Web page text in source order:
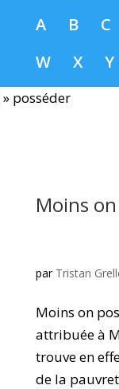
A B C
W
X Y
» posséder
Moins
par Tristan
Moins on
attribuée à
trouve en
de la